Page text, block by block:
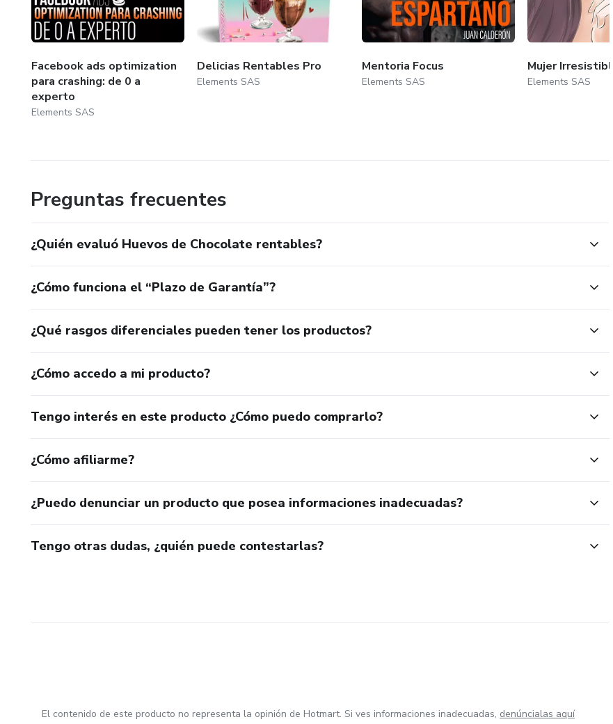
Facebook ads optimization
para crashing: de 0 a
experto
Elements SAS
Delicias Rentables Pro
Elements SAS
Mentoria Focus
Elements SAS
Mujer Irresistible
Elements SAS
Preguntas frecuentes
¿Quién evaluó Huevos de Chocolate rentables?
¿Cómo funciona el “Plazo de Garantía”?
¿Qué rasgos diferenciales pueden tener los productos?
¿Cómo accedo a mi producto?
Tengo interés en este producto ¿Cómo puedo comprarlo?
¿Cómo afiliarme?
¿Puedo denunciar un producto que posea informaciones inadecuadas?
Tengo otras dudas, ¿quién puede contestarlas?
El contenido de este producto no representa la opinión de Hotmart. Si ves informaciones inadecuadas, denúncialas aquí